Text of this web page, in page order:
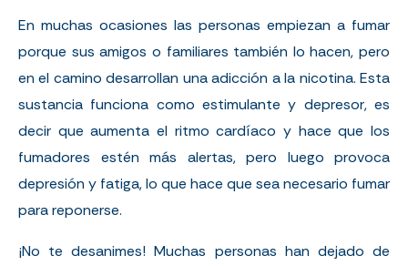
En muchas ocasiones las personas empiezan a fumar
porque sus amigos o familiares también lo hacen, pero
en el camino desarrollan una adicción a la nicotina. Esta
sustancia funciona como estimulante y depresor, es
decir que aumenta el ritmo cardíaco y hace que los
fumadores estén más alertas, pero luego provoca
depresión y fatiga, lo que hace que sea necesario fumar
para reponerse.
¡No te desanimes! Muchas personas han dejado de